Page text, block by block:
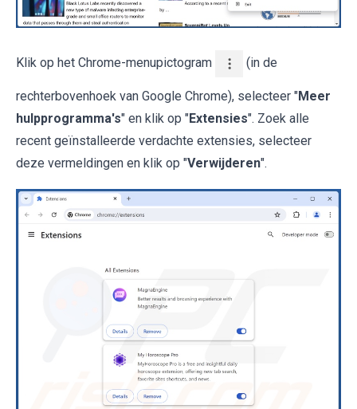
Klik op het Chrome-menupictogram (in de
rechterbovenhoek van Google Chrome), selecteer "Meer
hulpprogramma's" en klik op "Extensies". Zoek alle
recent geïnstalleerde verdachte extensies, selecteer
deze vermeldingen en klik op "Verwijderen".